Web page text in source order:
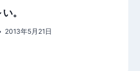
。
2013年5月21日